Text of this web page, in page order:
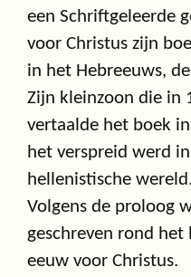
een Schriftgeleerde
voor Christus zijn
in het Hebreeuws,
Zijn kleinzoon die in
vertaalde het boek
het verspreid werd
hellenistische wereld.
Volgens de proloog
geschreven rond het
eeuw voor Christus.